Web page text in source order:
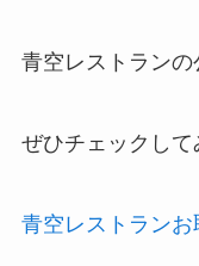
青空レストラン
ぜひチェックして
青空レストランお